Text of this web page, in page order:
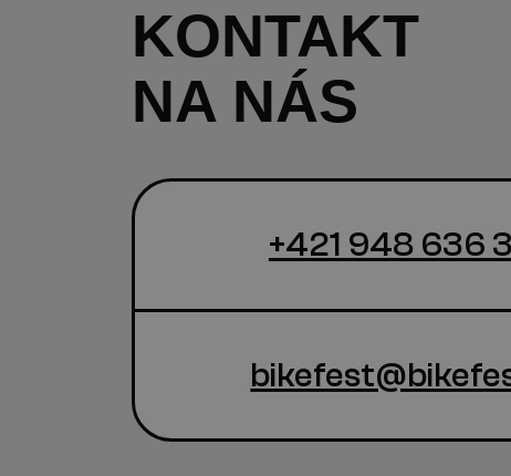
KONTAKT
NA NÁS
+421 948 636